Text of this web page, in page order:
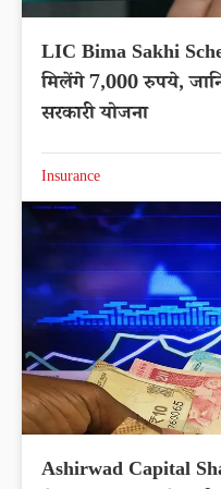
LIC Bima Sakhi
मिलेंगे 7,000 रुपये,
सरकारी योजना
Insurance
Ashirwad Capital